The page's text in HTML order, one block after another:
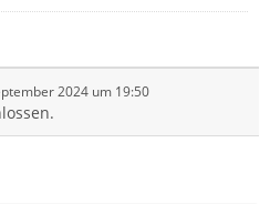
2024 um 19:50